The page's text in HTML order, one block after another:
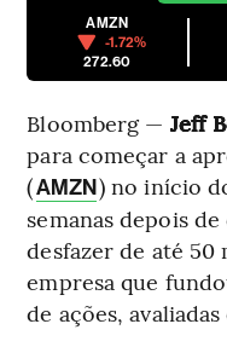
AMZN
-1.72%
272.60
Bloomberg — Jeff
para começar a
(AMZN) no início
semanas depois
desfazer de até 50
empresa que
de ações,